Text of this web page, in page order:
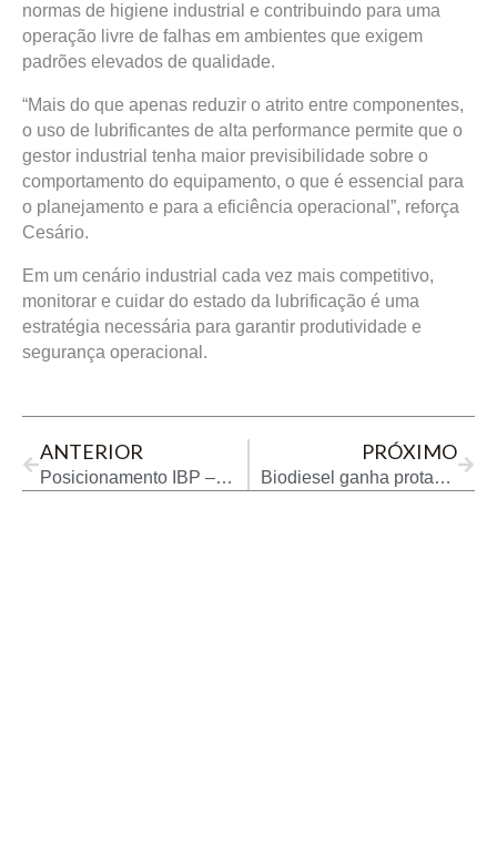
normas de higiene industrial e contribuindo para uma
operação livre de falhas em ambientes que exigem
padrões elevados de qualidade.
“Mais do que apenas reduzir o atrito entre componentes,
o uso de lubrificantes de alta performance permite que o
gestor industrial tenha maior previsibilidade sobre o
comportamento do equipamento, o que é essencial para
o planejamento e para a eficiência operacional”, reforça
Cesário.
Em um cenário industrial cada vez mais competitivo,
monitorar e cuidar do estado da lubrificação é uma
estratégia necessária para garantir produtividade e
segurança operacional.
ANTERIOR
Posicionamento IBP – Vetos ao PLV 10/2025
PRÓXIMO
Biodiesel ganha protagonismo na COP30 como solução imediata para descarbonização